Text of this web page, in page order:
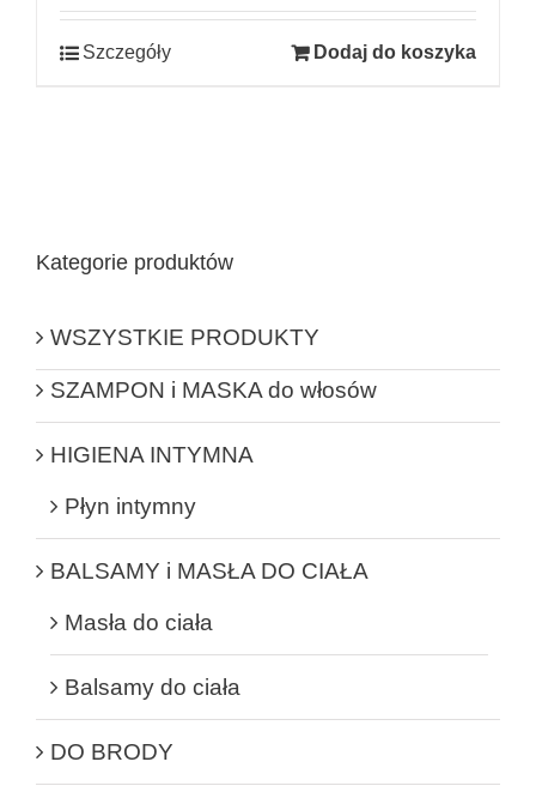
Dodaj do koszyka
Szczegóły
Kategorie produktów
SZAMPON i MASKA do włosów
HIGIENA INTYMNA
Płyn intymny
BALSAMY i MASŁA DO CIAŁA
Masła do ciała
Balsamy do ciała
DO BRODY
WSZYSTKIE PRODUKTY